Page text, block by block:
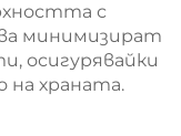
с
минимизират
осигурявайки
на храната.